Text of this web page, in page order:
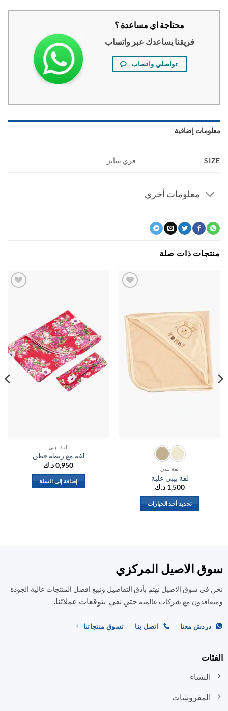
محتاجة اي مساعدة ؟
فريقنا يساعدك عبر واتساب
تواصلي واتساب
إضافية
فري سايز
معلومات أخري
ذات صلة
المفضلة
لفة بيبي
لفة بيبي علبة
1,500د.ك
تحديد أحد الخيارات
لهذا
يمكن
اختيار
على
لفة بيبي
لفة مع ربطة قطن
0,950د.ك
إضافة إلى السلة
الاصيل المركزي
سوق الاصيل نهتم بأدق التفاصيل ونبيع افضل المنتجات عالية الجودة
مع شركات عالميةحتي نفي بتوقعات عملائنا.
دردش معنا اتصل بنا تسوق منتجاتنا
النساء
المفروشات